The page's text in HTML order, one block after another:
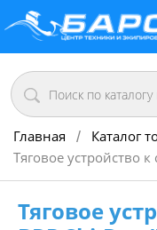
Главная / Каталог
Тяговое устройство
Тяговое